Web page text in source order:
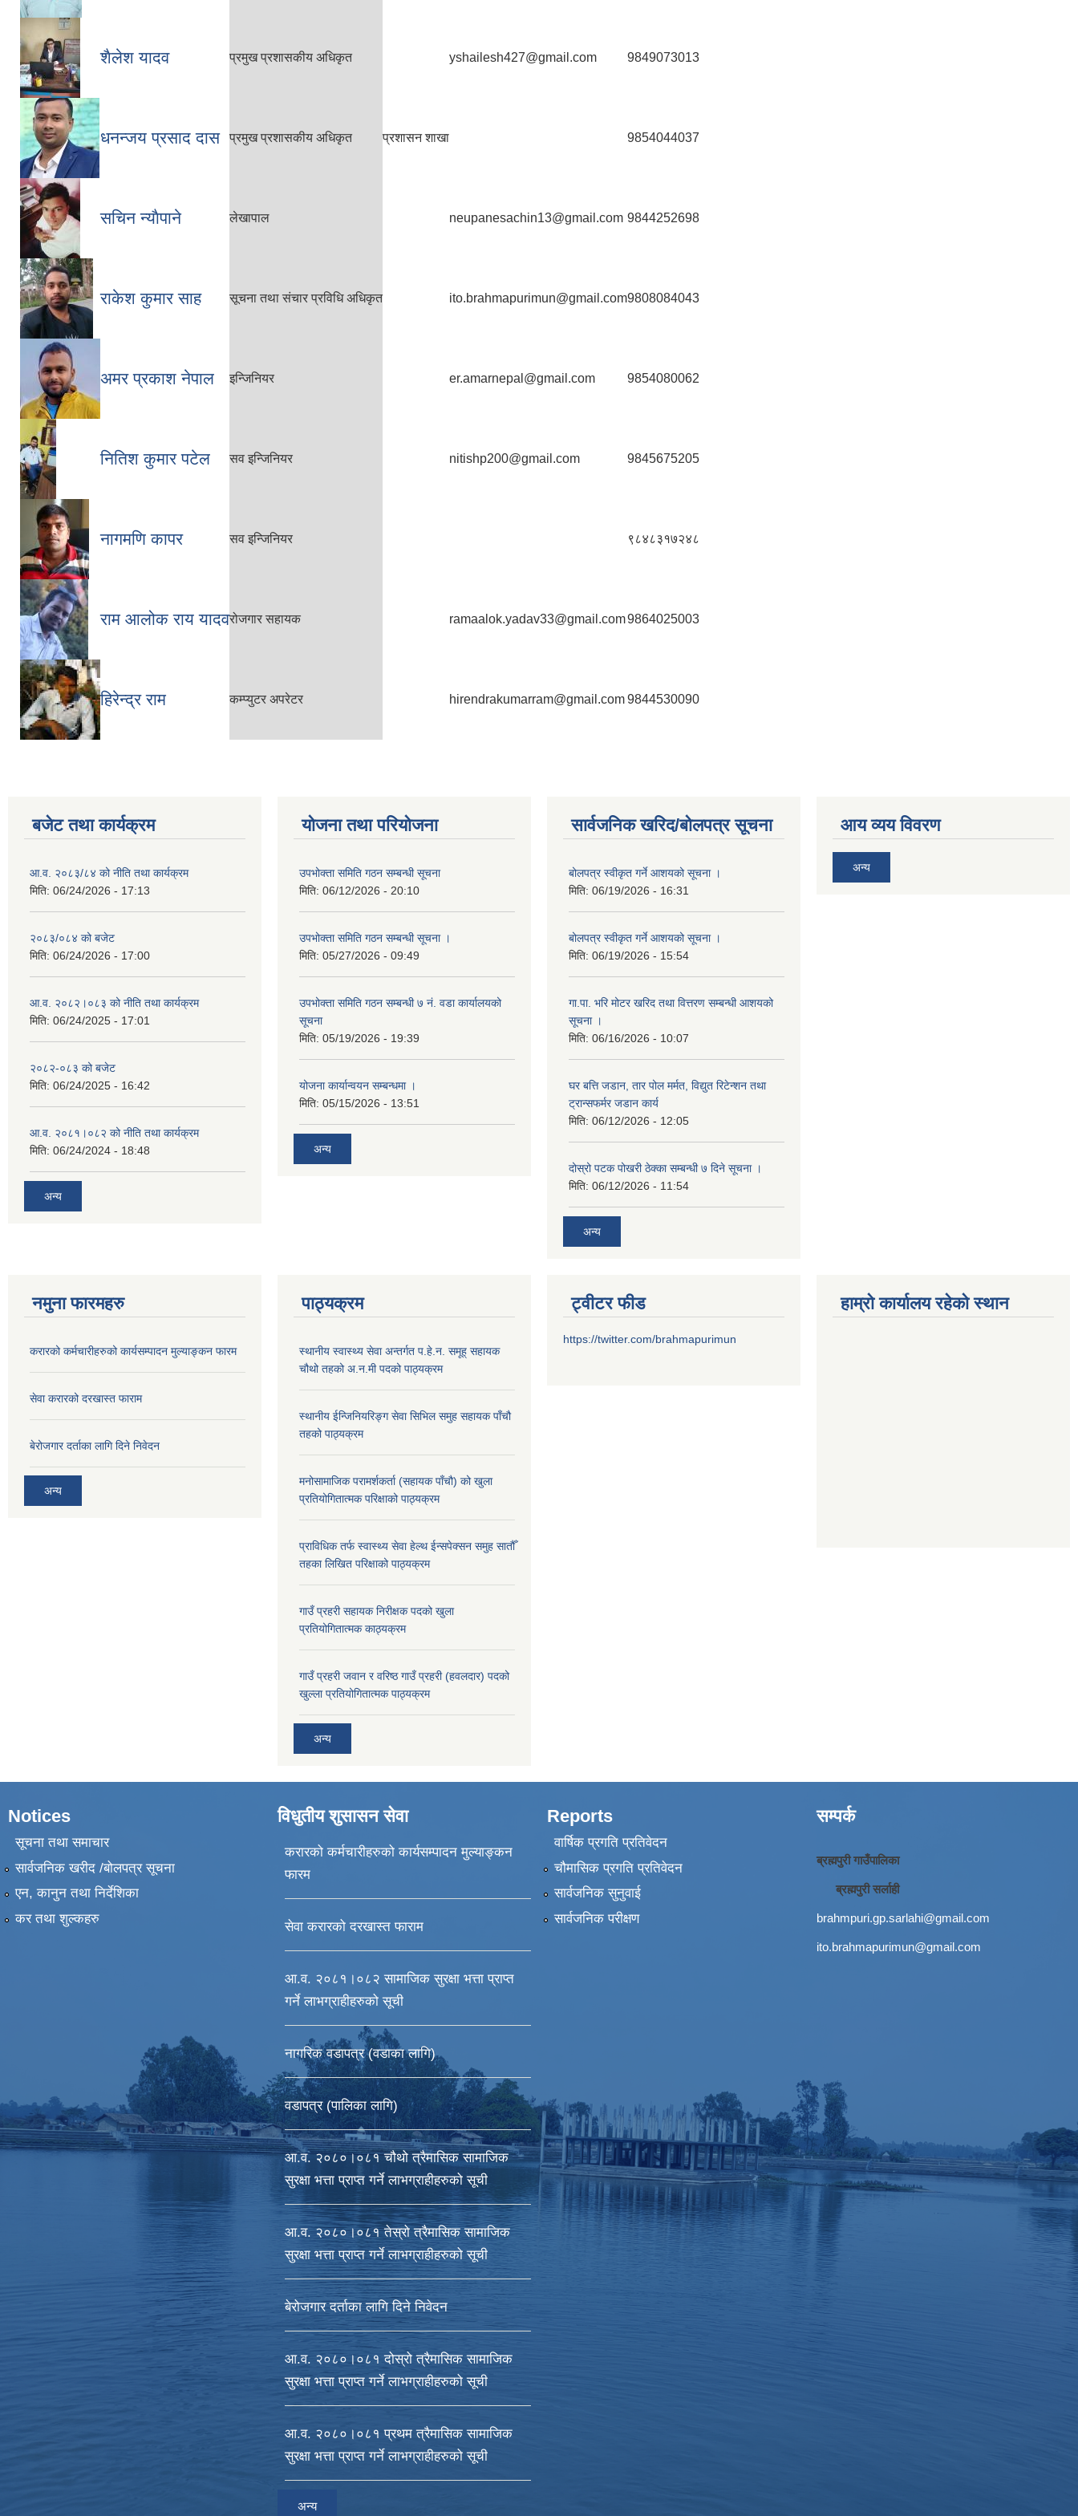
शैलेश यादव प्रमुख प्रशासकीय अधिकृत yshailesh427@gmail.com 9849073013
धनन्जय प्रसाद दास प्रमुख प्रशासकीय अधिकृत प्रशासन शाखा 9854044037
सचिन न्याैपाने लेखापाल neupanesachin13@gmail.com 9844252698
राकेश कुमार साह सूचना तथा संचार प्रविधि अधिकृत ito.brahmapurimun@gmail.com9808084043
अमर प्रकाश नेपाल इन्जिनियर er.amarnepal@gmail.com 9854080062
नितिश कुमार पटेल सव इन्जिनियर nitishp200@gmail.com 9845675205
नागमणि कापर सव इन्जिनियर ९८४८३१७२४८
राम आलोक राय यादवरोजगार सहायक ramaalok.yadav33@gmail.com9864025003
हिरेन्द्र राम कम्प्युटर अपरेटर hirendrakumarram@gmail.com9844530090
बजेट तथा कार्यक्रम
आ.व. २०८३/८४ को नीति तथा कार्यक्रम
मिति: 06/24/2026 - 17:13
२०८३/०८४ को बजेट
मिति: 06/24/2026 - 17:00
आ.व. २०८२।०८३ को नीति तथा कार्यक्रम
मिति: 06/24/2025 - 17:01
२०८२-०८३ को बजेट
मिति: 06/24/2025 - 16:42
आ.व. २०८१।०८२ को नीति तथा कार्यक्रम
मिति: 06/24/2024 - 18:48
अन्य
योजना तथा परियोजना
उपभोक्ता समिति गठन सम्बन्धी सूचना
मिति: 06/12/2026 - 20:10
उपभोक्ता समिति गठन सम्बन्धी सूचना ।
मिति: 05/27/2026 - 09:49
उपभोक्ता समिति गठन सम्बन्धी ७ नं. वडा कार्यालयको
सूचना
मिति: 05/19/2026 - 19:39
योजना कार्यान्वयन सम्बन्धमा ।
मिति: 05/15/2026 - 13:51
अन्य
सार्वजनिक खरिद/बोलपत्र सूचना
बोलपत्र स्वीकृत गर्ने आशयको सूचना ।
मिति: 06/19/2026 - 16:31
बोलपत्र स्वीकृत गर्ने आशयको सूचना ।
मिति: 06/19/2026 - 15:54
गा.पा. भरि मोटर खरिद तथा वित्तरण सम्बन्धी आशयको
सूचना ।
मिति: 06/16/2026 - 10:07
घर बत्ति जडान, तार पोल मर्मत, विद्युत रिटेन्शन तथा
ट्रान्सफर्मर जडान कार्य
मिति: 06/12/2026 - 12:05
दोस्रो पटक पोखरी ठेक्का सम्बन्धी ७ दिने सूचना ।
मिति: 06/12/2026 - 11:54
अन्य
आय व्यय विवरण
अन्य
नमुना फारमहरु
करारको कर्मचारीहरुको कार्यसम्पादन मुल्याङ्कन फारम
सेवा करारको दरखास्त फाराम
बेरोजगार दर्ताका लागि दिने निवेदन
अन्य
पाठ्‍यक्रम
स्थानीय स्वास्थ्य सेवा अन्तर्गत प.हे.न. समूह् सहायक
चौथो तहको अ.न.मी पदको पाठ्यक्रम
स्थानीय ईन्जिनियरिङ्ग सेवा सिभिल समुह सहायक पाँचौ
तहको पाठ्यक्रम
मनोसामाजिक परामर्शकर्ता (सहायक पाँचौ) को खुला
प्रतियोगितात्मक परिक्षाको पाठ्यक्रम
प्राविधिक तर्फ स्वास्थ्य सेवा हेल्थ ईन्सपेक्सन समुह सातौँ
तहका लिखित परिक्षाको पाठ्यक्रम
गाउँ प्रहरी सहायक निरीक्षक पदको खुला
प्रतियोगितात्मक काठ्यक्रम
गाउँ प्रहरी जवान र वरिष्ठ गाउँ प्रहरी (हवलदार) पदको
खुल्ला प्रतियोगितात्मक पाठ्‍यक्रम
अन्य
ट्वीटर फीड
https://twitter.com/brahmapurimun
हाम्राे कार्यालय रहेकाे स्थान
Notices
सूचना तथा समाचार
सार्वजनिक खरीद /बोलपत्र सूचना
एन, कानुन तथा निर्देशिका
कर तथा शुल्कहरु
विधुतीय शुसासन सेवा
करारको कर्मचारीहरुको कार्यसम्पादन मुल्याङ्कन
फारम
सेवा करारको दरखास्त फाराम
आ.व. २०८१।०८२ सामाजिक सुरक्षा भत्ता प्राप्त
गर्ने लाभग्राहीहरुको सूची
नागरिक वडापत्र (वडाका लागि)
वडापत्र (पालिका लागि)
आ‍.व. २०८०।०८१ चौथो त्रैमासिक सामाजिक
सुरक्षा भत्ता प्राप्त गर्ने लाभग्राहीहरुको सूची
आ‍.व. २०८०।०८१ तेस्रो त्रैमासिक सामाजिक
सुरक्षा भत्ता प्राप्त गर्ने लाभग्राहीहरुको सूची
बेरोजगार दर्ताका लागि दिने निवेदन
आ.व. २०८०।०८१ दोस्रो त्रैमासिक सामाजिक
सुरक्षा भत्ता प्राप्त गर्ने लाभग्राहीहरुको सूची
आ‍.व. २०८०।०८१ प्रथम त्रैमासिक सामाजिक
सुरक्षा भत्ता प्राप्त गर्ने लाभग्राहीहरुको सूची
अन्य
Reports
वार्षिक प्रगति प्रतिवेदन
चौमासिक प्रगति प्रतिवेदन
सार्वजनिक सुनुवाई
सार्वजनिक परीक्षण
सम्पर्क
ब्रह्मपुरी गाउँपालिका
ब्रह्मपुरी सर्लाही
brahmpuri.gp.sarlahi@gmail.com
ito.brahmapurimun@gmail.com